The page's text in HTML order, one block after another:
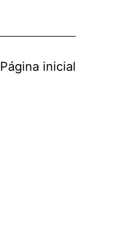
Página inicial